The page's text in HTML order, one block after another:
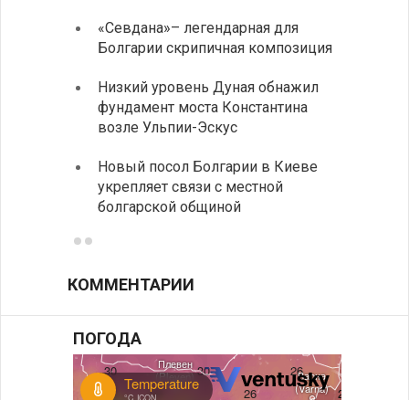
«Севдана»– легендарная для
Болгарии скрипичная композиция
Низкий уровень Дуная обнажил
фундамент моста Константина
возле Ульпии-Эскус
Новый посол Болгарии в Киеве
укрепляет связи с местной
болгарской общиной
КОММЕНТАРИИ
ПОГОДА